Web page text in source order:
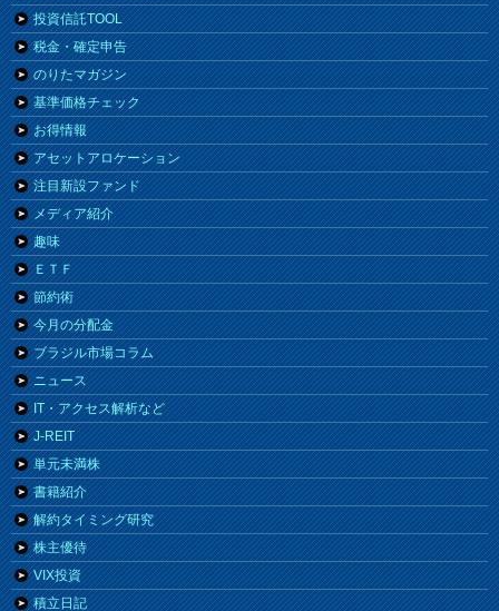
投資信託TOOL
税金・確定申告
のりたマガジン
基準価格チェック
お得情報
アセットアロケーション
注目新設ファンド
メディア紹介
趣味
ＥＴＦ
節約術
今月の分配金
ブラジル市場コラム
ニュース
IT・アクセス解析など
J-REIT
単元未満株
書籍紹介
解約タイミング研究
株主優待
VIX投資
積立日記